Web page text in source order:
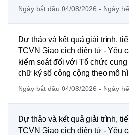
Vietnamese
BỘ KHOA HỌC VÀ
Điều khoản sử dụng Theo dõi MST:
Ngày bắt đầu 04/08/2026 - Ngày
Dự thảo và kết quả giải trình,
TCVN Giao dịch điện tử - Yêu
kiểm soát đối với Tổ chức
chữ ký số công cộng theo mô
Ngày bắt đầu 04/08/2026 - Ngày
Dự thảo và kết quả giải trình,
TCVN Giao dịch điện tử - Yêu